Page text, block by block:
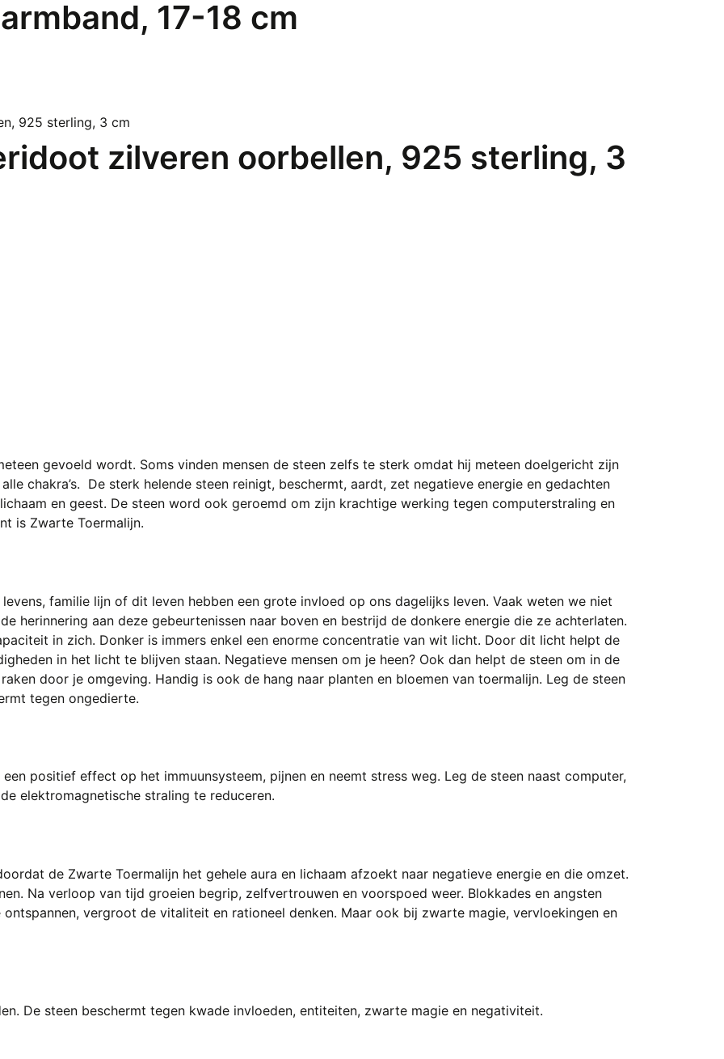
17-18 cm
zilveren oorbellen, 925 sterling, 3
gevoeld wordt. Soms vinden mensen de steen zelfs te sterk omdat hij meteen doelgericht zijn
chakra’s. De sterk helende steen reinigt, beschermt, aardt, zet negatieve energie en gedachten
en geest. De steen word ook geroemd om zijn krachtige werking tegen computerstraling en
is Zwarte Toermalijn.
familie lijn of dit leven hebben een grote invloed op ons dagelijks leven. Vaak weten we niet
herinnering aan deze gebeurtenissen naar boven en bestrijd de donkere energie die ze achterlaten.
in zich. Donker is immers enkel een enorme concentratie van wit licht. Door dit licht helpt de
in het licht te blijven staan. Negatieve mensen om je heen? Ook dan helpt de steen om in de
door je omgeving. Handig is ook de hang naar planten en bloemen van toermalijn. Leg de steen
tegen ongedierte.
positief effect op het immuunsysteem, pijnen en neemt stress weg. Leg de steen naast computer,
elektromagnetische straling te reduceren.
de Zwarte Toermalijn het gehele aura en lichaam afzoekt naar negatieve energie en die omzet.
Na verloop van tijd groeien begrip, zelfvertrouwen en voorspoed weer. Blokkades en angsten
vergroot de vitaliteit en rationeel denken. Maar ook bij zwarte magie, vervloekingen en
De steen beschermt tegen kwade invloeden, entiteiten, zwarte magie en negativiteit.